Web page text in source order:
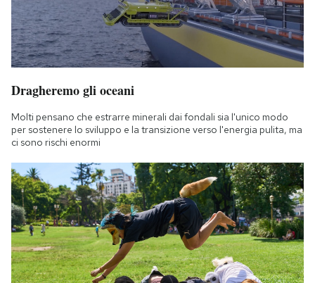
Dragheremo gli oceani
Molti pensano che estrarre minerali dai fondali sia l'unico modo
per sostenere lo sviluppo e la transizione verso l'energia pulita, ma
ci sono rischi enormi